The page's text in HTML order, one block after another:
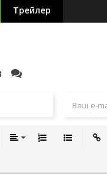
Трейлер